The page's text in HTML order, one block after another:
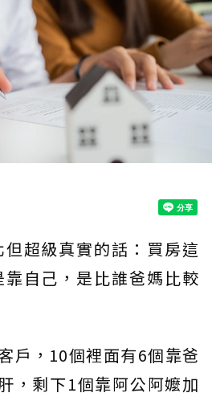
超級真實的話：買房這
自己，是比誰爸媽比較
戶，10個裡面有6個靠爸
，剩下1個靠阿公阿嬤加